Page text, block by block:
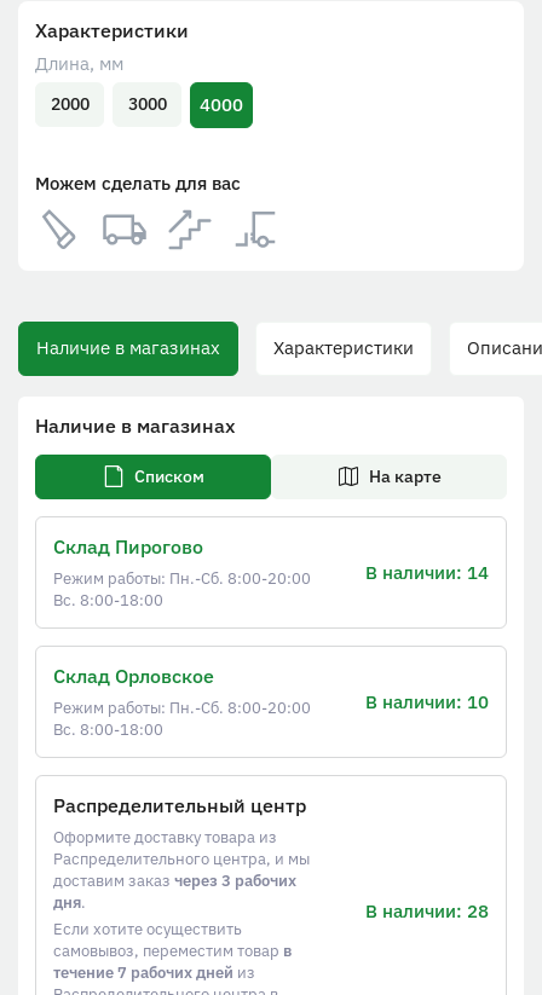
Характеристики
Длина, мм
2000 3000 4000
Можем сделать для вас
Наличие в магазинах Характеристики
Наличие в магазинах
Списком На карте
Склад Пирогово
Режим работы: Пн.-Сб. 8:00-20:00
Вс. 8:00-18:00
В наличии: 14
Склад Орловское
Режим работы: Пн.-Сб. 8:00-20:00
Вс. 8:00-18:00
В наличии: 10
Распределительный центр
Оформите доставку товара из
Распределительного центра, и мы
доставим заказ через 3 рабочих
дня.
Если хотите осуществить
самовывоз, переместим товар в
течение 7 рабочих дней из
В наличии: 28